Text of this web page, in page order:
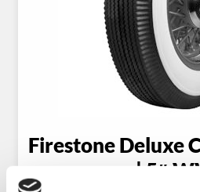
Firestone Deluxe
| 5″